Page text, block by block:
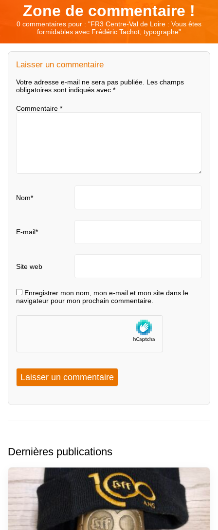
Zone de commentaire !
0 commentaires pour : "FR3 Centre-Val de Loire : Vous êtes
formidables avec Frédéric Tachot, typographe"
Laisser un commentaire
Votre adresse e-mail ne sera pas publiée. Les champs
obligatoires sont indiqués avec *
Commentaire *
Nom*
E-mail*
Site web
Enregistrer mon nom, mon e-mail et mon site dans le
navigateur pour mon prochain commentaire.
Dernières publications